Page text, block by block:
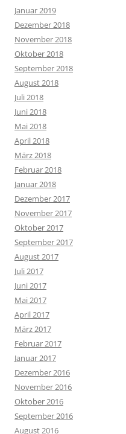
Januar 2019
Dezember 2018
November 2018
Oktober 2018
September 2018
August 2018
Juli 2018
Juni 2018
Mai 2018
April 2018
März 2018
Februar 2018
Januar 2018
Dezember 2017
November 2017
Oktober 2017
September 2017
August 2017
Juli 2017
Juni 2017
Mai 2017
April 2017
März 2017
Februar 2017
Januar 2017
Dezember 2016
November 2016
Oktober 2016
September 2016
August 2016